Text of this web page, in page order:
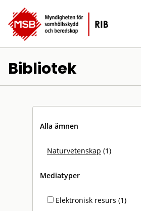
Bibliotek
Alla ämnen
Naturvetenskap (1)
Mediatyper
Elektronisk resurs (1)